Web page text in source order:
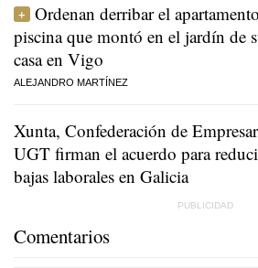
Ordenan derribar el
piscina que montó en el jardín de
casa en Vigo
ALEJANDRO MARTÍNEZ
Xunta, Confederación de
UGT firman el acuerdo para
bajas laborales en Galicia
Comentarios